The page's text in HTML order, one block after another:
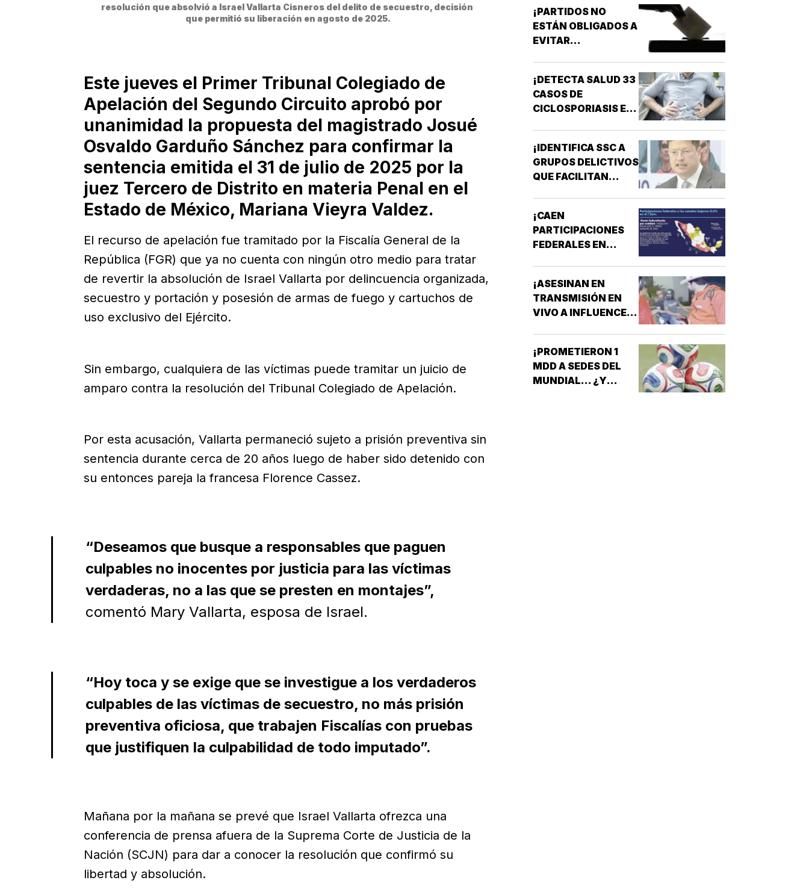
resolución que absolvió a Israel Vallarta Cisneros del delito de secuestro, decisión
que permitió su liberación en agosto de 2025.
Este jueves el Primer Tribunal Colegiado de
Apelación del Segundo Circuito aprobó por
unanimidad la propuesta del magistrado Josué
Osvaldo Garduño Sánchez para confirmar la
sentencia emitida el 31 de julio de 2025 por la
juez Tercero de Distrito en materia Penal en el
Estado de México, Mariana Vieyra Valdez.
El recurso de apelación fue tramitado por la Fiscalía General de la
República (FGR) que ya no cuenta con ningún otro medio para tratar
de revertir la absolución de Israel Vallarta por delincuencia organizada,
secuestro y portación y posesión de armas de fuego y cartuchos de
uso exclusivo del Ejército.
Sin embargo, cualquiera de las víctimas puede tramitar un juicio de
amparo contra la resolución del Tribunal Colegiado de Apelación.
Por esta acusación, Vallarta permaneció sujeto a prisión preventiva sin
sentencia durante cerca de 20 años luego de haber sido detenido con
su entonces pareja la francesa Florence Cassez.
“Deseamos que busque a responsables que paguen
culpables no inocentes por justicia para las víctimas
verdaderas, no a las que se presten en montajes”,
comentó Mary Vallarta, esposa de Israel.
“Hoy toca y se exige que se investigue a los verdaderos
culpables de las víctimas de secuestro, no más prisión
preventiva oficiosa, que trabajen Fiscalías con pruebas
que justifiquen la culpabilidad de todo imputado”.
Mañana por la mañana se prevé que Israel Vallarta ofrezca una
conferencia de prensa afuera de la Suprema Corte de Justicia de la
Nación (SCJN) para dar a conocer la resolución que confirmó su
libertad y absolución.
¡PARTIDOS NO
ESTÁN OBLIGADOS A
EVITAR
¡DETECTA SALUD 33
CASOS DE
CICLOSPORIASIS EN
¡IDENTIFICA SSC A
GRUPOS DELICTIVOS
QUE FACILITAN
¡CAEN
PARTICIPACIONES
FEDERALES EN
¡ASESINAN EN
TRANSMISIÓN EN
VIVO A INFLUENCER
¡PROMETIERON 1
MDD A SEDES DEL
MUNDIAL... ¿Y